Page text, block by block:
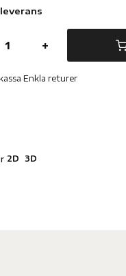
+
·Enkla returer
2D 3D